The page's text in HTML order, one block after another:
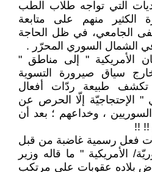
التي تواجه طلاب الطب
منهم على متابعة
الجامعي، في ظل الحاجة
في الشمال السوري المحرّر .
الأمريكية " إلى مناطق "
خارج سياق صيرورة التسوية
تكشف طبيعة ردّات أفعال
" الإحتجاجيّة إلّا الحرص عن
، وخداعهم ؛ بعد أن
!! !!
فعل رسمية غاضبة من قبل
الأمريكية " ما قاله وزير
بلاده عقوبات على مرتكب